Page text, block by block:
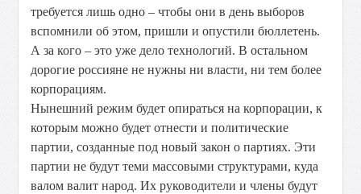
требуется лишь одно – чтобы они в день выборов
вспомнили об этом, пришли и опустили бюллетень.
А за кого – это уже дело технологий. В остальном
дорогие россияне не нужны ни власти, ни тем более
корпорациям.
Нынешний режим будет опираться на корпорации, к
которым можно будет отнести и политические
партии, созданные под новый закон о партиях. Эти
партии не будут теми массовыми структурами, куда
валом валит народ. Их руководители и члены будут